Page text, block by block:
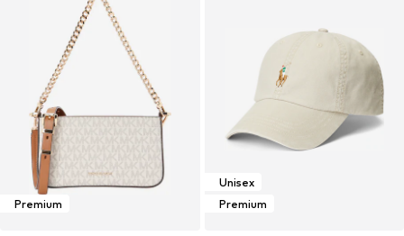
Premium
Unisex
Premium